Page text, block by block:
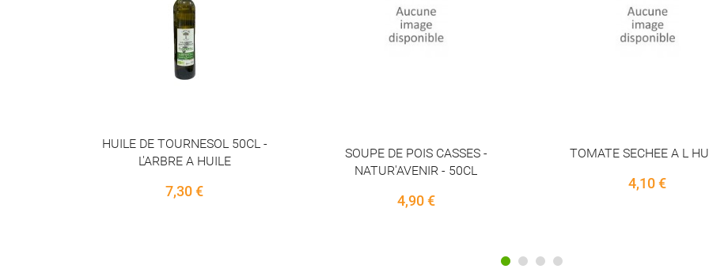
SOUPE DE POIS CASSES -
4,90 €
TOMATE SECHEE A L HUILE
JEFF
5,90 €